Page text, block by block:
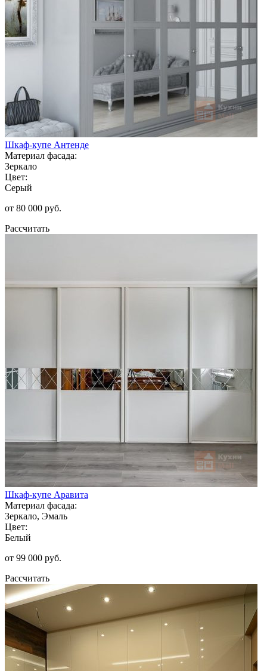
Шкаф-купе Антенде
Материал фасада:
Зеркало
Цвет:
Серый
от 80 000 руб.
Рассчитать
Шкаф-купе Аравита
Материал фасада:
Зеркало, Эмаль
Цвет:
Белый
от 99 000 руб.
Рассчитать